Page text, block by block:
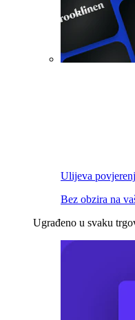
Ulijeva
Bez obzira na
Ugrađeno u svaku